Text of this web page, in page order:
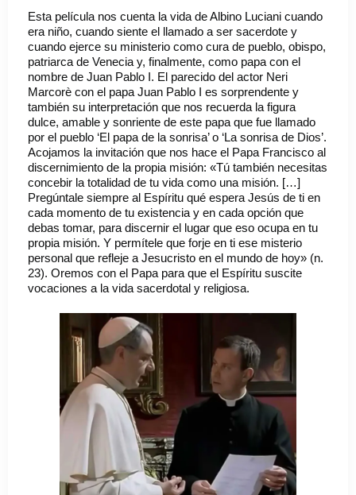
Esta película nos cuenta la vida de Albino Luciani cuando
era niño, cuando siente el llamado a ser sacerdote y
cuando ejerce su ministerio como cura de pueblo, obispo,
patriarca de Venecia y, finalmente, como papa con el
nombre de Juan Pablo I. El parecido del actor Neri
Marcorè con el papa Juan Pablo I es sorprendente y
también su interpretación que nos recuerda la figura
dulce, amable y sonriente de este papa que fue llamado
por el pueblo ‘El papa de la sonrisa’ o ‘La sonrisa de Dios’.
Acojamos la invitación que nos hace el Papa Francisco al
discernimiento de la propia misión: «Tú también necesitas
concebir la totalidad de tu vida como una misión. […]
Pregúntale siempre al Espíritu qué espera Jesús de ti en
cada momento de tu existencia y en cada opción que
debas tomar, para discernir el lugar que eso ocupa en tu
propia misión. Y permítele que forje en ti ese misterio
personal que refleje a Jesucristo en el mundo de hoy» (n.
23). Oremos con el Papa para que el Espíritu suscite
vocaciones a la vida sacerdotal y religiosa.